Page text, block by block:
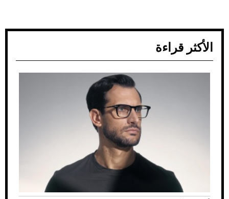
الأكثر قراءة